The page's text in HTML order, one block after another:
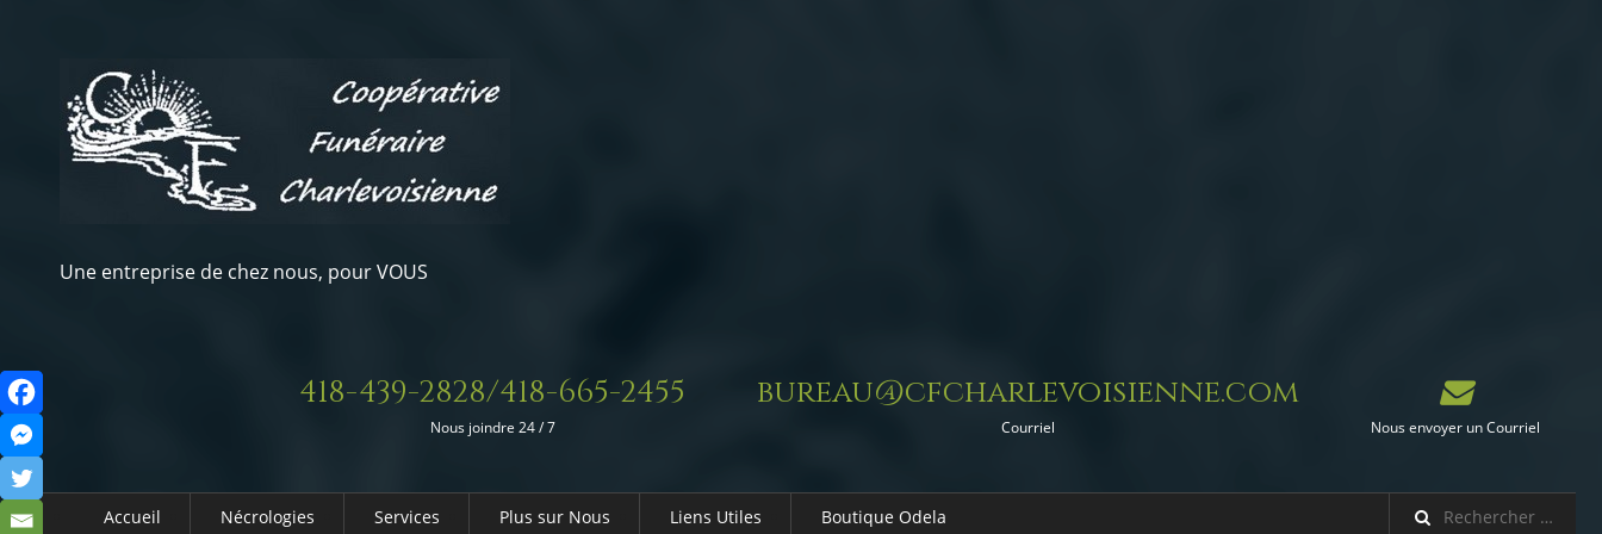
Une entreprise de chez nous, pour VOUS
418-439-2828/418-665-2455
Nous joindre 24 / 7
bureau@cfcharlevoisienne.com
Courriel Nous envoyer un Courriel
Accueil Nécrologies Services Plus sur Nous Liens Utiles Boutique Odela